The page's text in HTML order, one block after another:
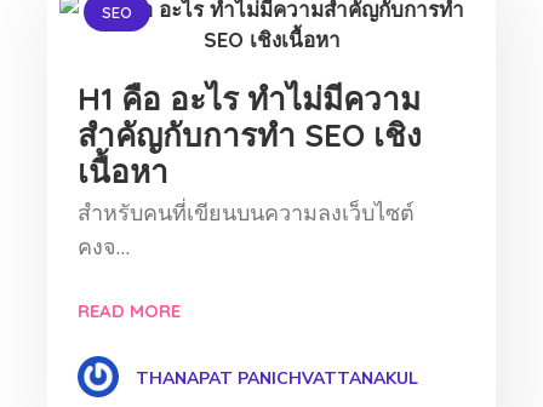
SEO
H1 คือ อะไร ทำไม่มีความ
สำคัญกับการทำ SEO เชิง
เนื้อหา
สำหรับคนที่เขียนบนความลงเว็บไซต์
คงจ…
READ MORE
THANAPAT PANICHVATTANAKUL